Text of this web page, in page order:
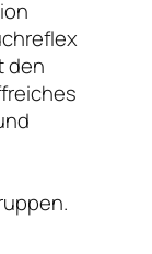
den